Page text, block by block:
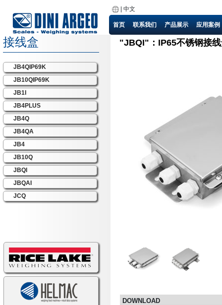
中文
首页 联系我们 产品展示 应用案例
接线盒
JB4QIP69K
JB10QIP69K
JB1I
JB4PLUS
JB4Q
JB4QA
JB4
JB10Q
JBQI
JBQAI
JCQ
"JBQI"：IP65不锈钢接
DOWNLOAD